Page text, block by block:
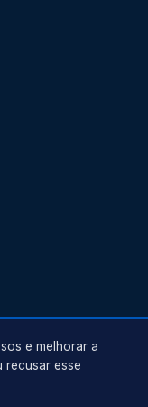
e melhorar a
recusar esse